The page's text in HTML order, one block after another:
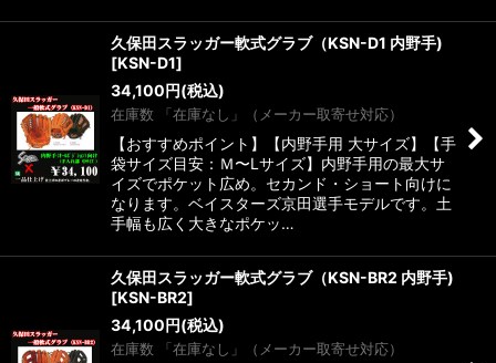
久保田スラッガー軟式グラブ（KSN-D1 内野手)
[KSN-D1]
34,100円(税込)
在庫数 「在庫なし」（メーカー取寄せ対応）
【おすすめポイント】【内野手用 大サイズ】【手
袋サイズ目安：Ｍ〜Lサイズ】内野手用の最大サ
イズでポケット広め。セカンド・ショート向けに
なります。ベイスターズ京田選手モデルです。土
手幅も広く大きなポケッ…
久保田スラッガー軟式グラブ（KSN-BR2 内野手)
[KSN-BR2]
34,100円(税込)
在庫数 「在庫なし」（メーカー取寄せ対応）